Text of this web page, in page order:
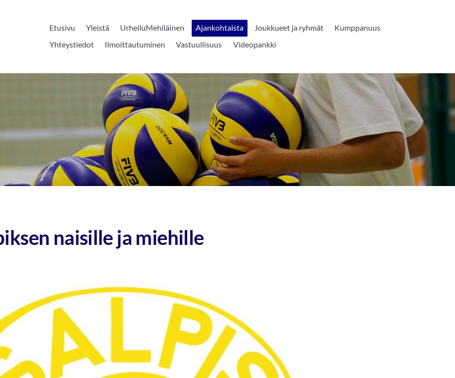
Etusivu Yleistä UrheiluMehiläinen Ajankohtaista Joukkueet ja ryhmät
Kumppanuus
Yhteystiedot
Ilmoittautuminen Vastuullisuus Videopankki
naisille ja miehille